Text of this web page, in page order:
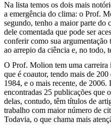
Na lista temos os dois mais
a emergência do clima: o Prof.
segundo, tenho a maior parte do
dele comentada que pode ser
conferir como sua
ao arrepio da ciência e, no todo,
O Prof. Molion tem uma carreira
que é coautor, tendo mais de
1984, e o mais recente, de
encontradas 25 publicações que
delas, contudo, têm títulos de
trabalho com maior número de
Todavia, o que chama mais